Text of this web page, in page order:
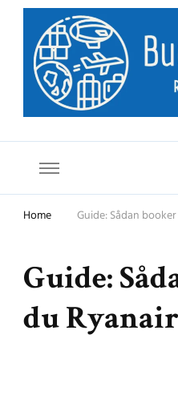
Home Guide: Sådan
Guide:
du